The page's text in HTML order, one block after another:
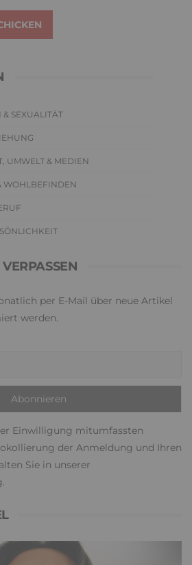
SEXUALITÄT
UMWELT & MEDIEN
WOHLBEFINDEN
per E-Mail über neue Artikel
werden.
Einwilligung mitumfassten
der Anmeldung und Ihren
Sie in unserer
.